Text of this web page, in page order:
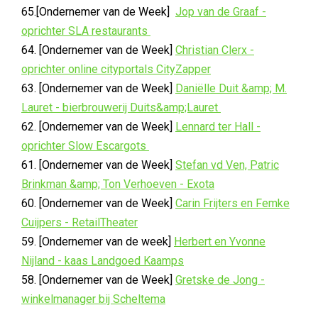
65.[Ondernemer van de Week] Jop van de Graaf -
oprichter SLA restaurants
64. [Ondernemer van de Week] Christian Clerx -
oprichter online cityportals CityZapper
63. [Ondernemer van de Week] Daniëlle Duit &amp; M.
Lauret - bierbrouwerij Duits&amp;Lauret
62. [Ondernemer van de Week] Lennard ter Hall -
oprichter Slow Escargots
61. [Ondernemer van de Week] Stefan vd Ven, Patric
Brinkman &amp; Ton Verhoeven - Exota
60. [Ondernemer van de Week] Carin Frijters en Femke
Cuijpers - RetailTheater
59. [Ondernemer van de week] Herbert en Yvonne
Nijland - kaas Landgoed Kaamps
58. [Ondernemer van de Week] Gretske de Jong -
winkelmanager bij Scheltema